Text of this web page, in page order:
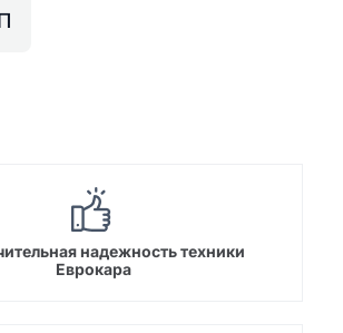
надежность техники
Еврокара